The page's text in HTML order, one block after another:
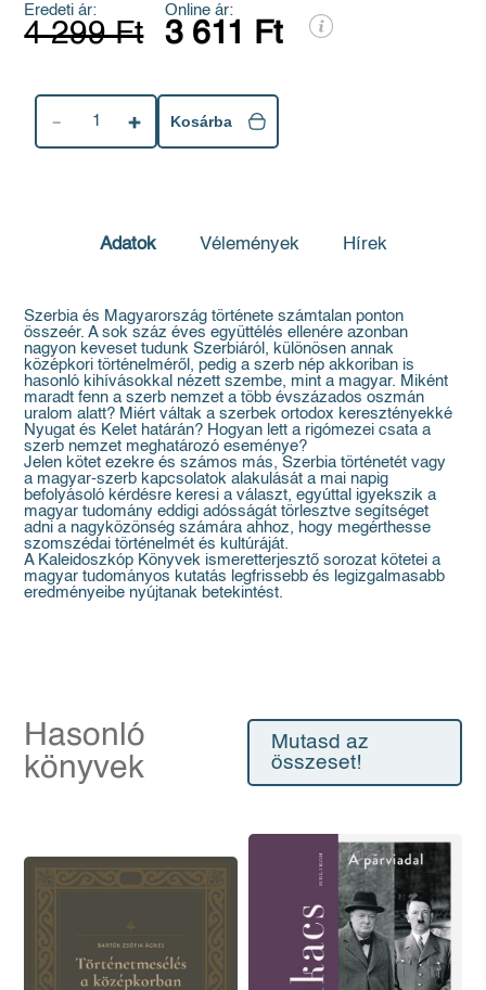
Eredeti ár:
4 299 Ft
Online ár:
3 611 Ft
1 Kosárba
Adatok Vélemények Hírek
Szerbia és Magyarország története számtalan ponton
összeér. A sok száz éves együttélés ellenére azonban
nagyon keveset tudunk Szerbiáról, különösen annak
középkori történelméről, pedig a szerb nép akkoriban is
hasonló kihívásokkal nézett szembe, mint a magyar. Miként
maradt fenn a szerb nemzet a több évszázados oszmán
uralom alatt? Miért váltak a szerbek ortodox keresztényekké
Nyugat és Kelet határán? Hogyan lett a rigómezei csata a
szerb nemzet meghatározó eseménye?
Jelen kötet ezekre és számos más, Szerbia történetét vagy
a magyar-szerb kapcsolatok alakulását a mai napig
befolyásoló kérdésre keresi a választ, egyúttal igyekszik a
magyar tudomány eddigi adósságát törlesztve segítséget
adni a nagyközönség számára ahhoz, hogy megérthesse
szomszédai történelmét és kultúráját.
A Kaleidoszkóp Könyvek ismeretterjesztő sorozat kötetei a
magyar tudományos kutatás legfrissebb és legizgalmasabb
eredményeibe nyújtanak betekintést.
Hasonló
könyvek
Mutasd az
összeset!